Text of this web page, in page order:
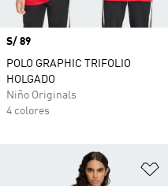
Precio
S/ 89
POLO GRAPHIC TRIFOLIO
HOLGADO
Niño Originals
4 colores